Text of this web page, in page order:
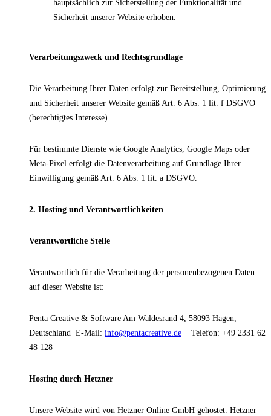
hauptsächlich zur Sicherstellung der Funktionalität und
Sicherheit unserer Website erhoben.
Verarbeitungszweck und Rechtsgrundlage
Die Verarbeitung Ihrer Daten erfolgt zur Bereitstellung, Optimierung
und Sicherheit unserer Website gemäß Art. 6 Abs. 1 lit. f DSGVO
(berechtigtes Interesse).
Für bestimmte Dienste wie Google Analytics, Google Maps oder
Meta-Pixel erfolgt die Datenverarbeitung auf Grundlage Ihrer
Einwilligung gemäß Art. 6 Abs. 1 lit. a DSGVO.
2. Hosting und Verantwortlichkeiten
Verantwortliche Stelle
Verantwortlich für die Verarbeitung der personenbezogenen Daten
auf dieser Website ist:
Penta Creative & Software Am Waldesrand 4, 58093 Hagen,
Deutschland E-Mail: info@pentacreative.de
Telefon: +49 2331 62
48 128
Hosting durch Hetzner
Unsere Website wird von Hetzner Online GmbH gehostet. Hetzner